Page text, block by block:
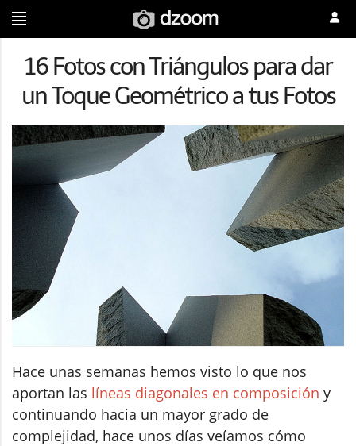
16 Fotos con Triángulos para dar
un Toque Geométrico a tus Fotos
Hace unas semanas hemos visto lo que nos
aportan las líneas diagonales en composición y
continuando hacia un mayor grado de
complejidad, hace unos días veíamos cómo